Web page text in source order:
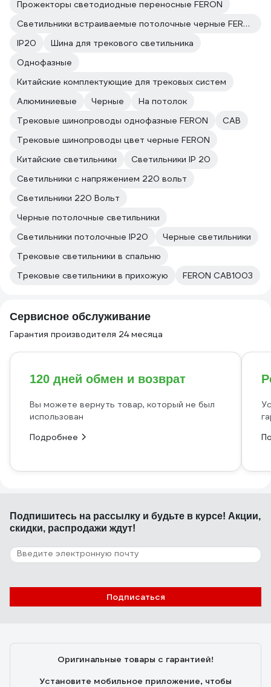
Прожекторы светодиодные переносные FERON
Светильники встраиваемые потолочные черные FERON
IP20
Шина для трекового светильника
Однофазные
Китайские комплектующие для трековых систем
Алюминиевые
Черные
На потолок
Трековые шинопроводы однофазные FERON
CAB
Трековые шинопроводы цвет черные FERON
Китайские светильники
Светильники IP 20
Светильники с напряжением 220 вольт
Светильники 220 Вольт
Черные потолочные светильники
Светильники потолочные IP20
Черные светильники
Трековые светильники в спальню
Трековые светильники в прихожую
FERON CAB1003
Сервисное обслуживание
Гарантия производителя 24 месяца
120 дней обмен и возврат
Вы можете вернуть товар, который не был
использован
Подробнее
Подпишитесь на рассылку и будьте в курсе! Акции,
скидки, распродажи ждут!
Подписаться
Оригинальные товары с гарантией!
Установите мобильное приложение, чтобы